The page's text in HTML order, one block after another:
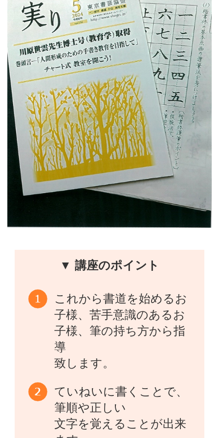
▼ 講座のポイント
これから書道を始めるお
子様、苦手意識のあるお
子様、筆の持ち方から指
導
致します。
ていねいに書くことで、
筆順や正しい
文字を覚えることが出来